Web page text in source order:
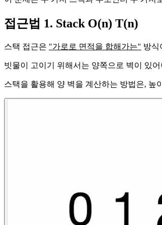
접근법 1. Stack O(n) T(n)
스택 접근은 "가로로 면적을 합해가는" 방식
빗물이 고이기 위해서는 양쪽으로 벽이 있어
스택을 활용해 양 벽을 계산하는 방법은, 높